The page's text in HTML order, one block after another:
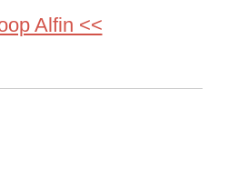
Alfin <<